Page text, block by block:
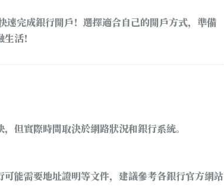
速完成銀行開戶！選擇適合自己的開戶方式，準備
活！
但實際時間取決於網路狀況和銀行系統。
能需要地址證明等文件，建議參考各銀行官方網站